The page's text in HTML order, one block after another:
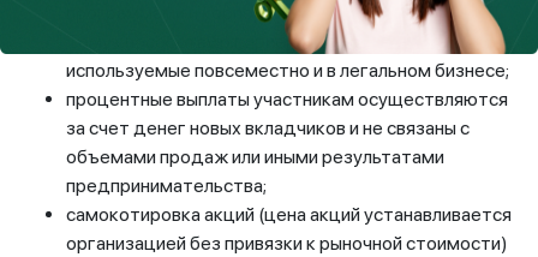
программами и корпоративными мероприятиями.
Тому способствуют приемы сетевого маркетинга,
используемые повсеместно и в легальном бизнесе;
процентные выплаты участникам осуществляются
за счет денег новых вкладчиков и не связаны с
объемами продаж или иными результатами
предпринимательства;
самокотировка акций (цена акций устанавливается
организацией без привязки к рыночной стоимости)